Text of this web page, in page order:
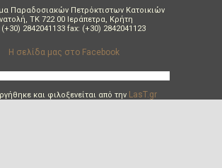
Παραδοσιακών Πετρόκτιστων Κατοικιών
TK 722 00 Ιεράπετρα, Κρήτη
2842041133 fax: (+30) 2842041123
Η σελίδα μας στο Facebook
και φιλοξενείται από την LasT.gr